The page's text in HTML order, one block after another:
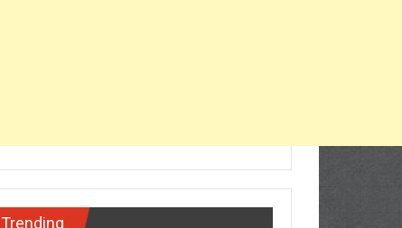
Trending